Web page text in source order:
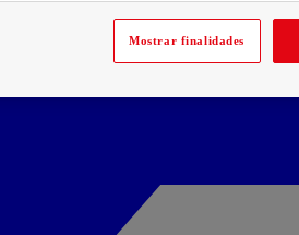
Mostrar finalidades